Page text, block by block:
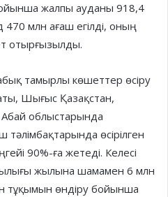
жалпы ауданы 918,4
млн ағаш егілді, оның
отырғызылды.
тамырлы көшеттер өсіру
Шығыс Қазақстан,
облыстарында
өсірілген
90%-ға жетеді. Келесі
жылына шамамен 6 млн
тұқымын өндіру бойынша